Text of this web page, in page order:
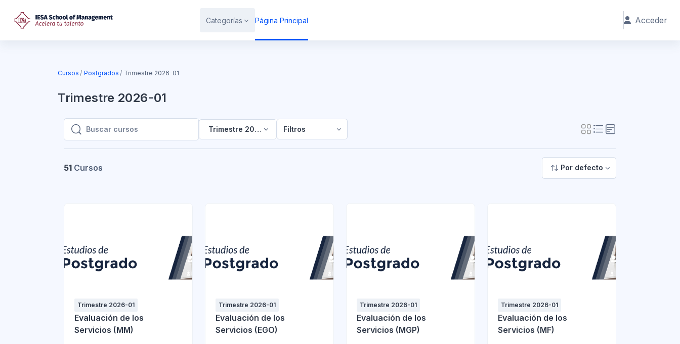
Categorías Página Principal Acceder
Cursos Postgrados Trimestre 2026-01
Trimestre 2026-01
Buscar cursos
Buscar cursos
Trimestre 2026-01 Filtros
51 Cursos Por defecto
Trimestre 2026-01
Evaluación de los
Servicios (MM)
Trimestre 2026-01
Evaluación de los
Servicios (EGO)
Trimestre 2026-01
Evaluación de los
Servicios (MGP)
Trimestre 2026-01
Evaluación de los
Servicios (MF)